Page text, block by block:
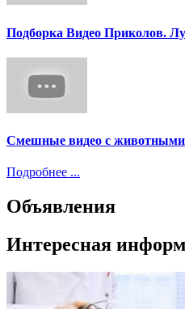
Подборка Видео Приколов.
Смешные видео с
Подробнее ...
Объявления
Интересная